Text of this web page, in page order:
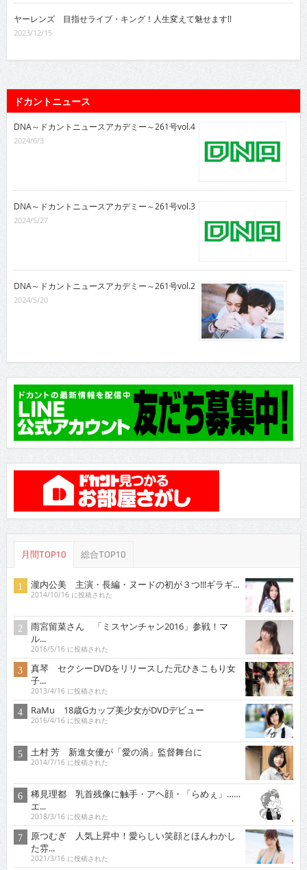
ヤーレンズ 目指せライブ・キング！人生変えて魅せます!!
2023/12/15
ドカントニュース
DNA～ドカントニュースアカデミー～261号vol.4
2024/6/3
DNA～ドカントニュースアカデミー～261号vol.3
2024/5/27
DNA～ドカントニュースアカデミー～261号vol.2
2024/5/20
月間TOP10 総合TOP10
瀧内公美 主演・長編・ヌードの初が３つ!!!ギラギ...
2014/10/16 に投稿された
雨宮留菜さん 「ミスヤンチャン2016」参戦！マ
ル...
2016/5/16 に投稿された
真琴 セクシーDVDをリリースした元ひきこもり女
子...
2013/4/16 に投稿された
RaMu 18歳Gカップ美少女がDVDデビュー
2016/4/16 に投稿された
土村 芳 新進女優が「愛の渦」監督舞台に
2014/7/16 に投稿された
稀見理都 乳首残像に触手・アヘ顔・「らめぇ」……
エ...
2018/3/16 に投稿された
原つむぎ 人気上昇中！愛らしい笑顔とほんわかし
た雰...
2021/3/16 に投稿された